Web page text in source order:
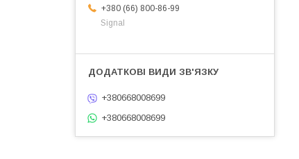
+380 (66) 800-86-99
Signal
+380668008699
+380668008699